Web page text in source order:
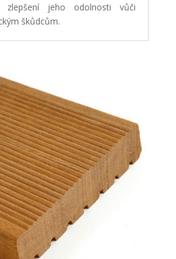
zlepšení jeho odolnosti vůči
škůdcům.